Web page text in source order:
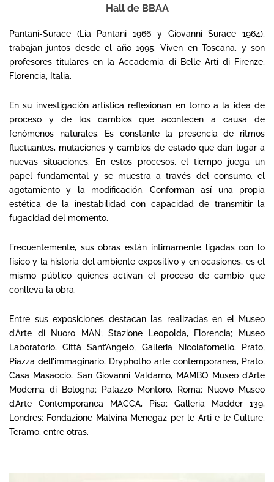
Hall de BBAA
Pantani-Surace (Lia Pantani 1966 y Giovanni Surace 1964),
trabajan juntos desde el año 1995. Viven en Toscana, y son
profesores titulares en la Accademia di Belle Arti di Firenze,
Florencia, Italia.
En su investigación artística reflexionan en torno a la idea de
proceso y de los cambios que acontecen a causa de
fenómenos naturales. Es constante la presencia de ritmos
fluctuantes, mutaciones y cambios de estado que dan lugar a
nuevas situaciones. En estos procesos, el tiempo juega un
papel fundamental y se muestra a través del consumo, el
agotamiento y la modificación. Conforman así una propia
estética de la inestabilidad con capacidad de transmitir la
fugacidad del momento.
Frecuentemente, sus obras están íntimamente ligadas con lo
físico y la historia del ambiente expositivo y en ocasiones, es el
mismo público quienes activan el proceso de cambio que
conlleva la obra.
Entre sus exposiciones destacan las realizadas en el Museo
d’Arte di Nuoro MAN; Stazione Leopolda, Florencia; Museo
Laboratorio, Città Sant’Angelo; Galleria Nicolafornello, Prato;
Piazza dell’immaginario, Dryphotho arte contemporanea, Prato;
Casa Masaccio, San Giovanni Valdarno, MAMBO Museo d’Arte
Moderna di Bologna; Palazzo Montoro, Roma; Nuovo Museo
d’Arte Contemporanea MACCA, Pisa; Galleria Madder 139,
Londres; Fondazione Malvina Menegaz per le Arti e le Culture,
Teramo, entre otras.